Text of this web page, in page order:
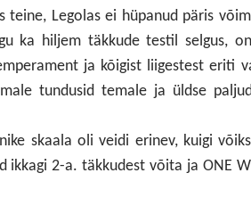
teine, Legolas ei hüpanud päris
ka hiljem täkkude testil selgus,
ja kõigist liigestest eriti
tundusid temale ja üldse
skaala oli veidi erinev, kuigi
ikkagi 2-a. täkkudest võita ja ONE